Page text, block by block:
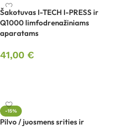
Šakotuvas I-TECH I-PRESS ir
Q1000 limfodrenažiniams
aparatams
41,00 €
-15%
Pilvo / juosmens srities ir